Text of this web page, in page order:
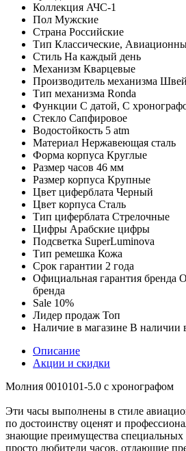
Коллекция АЧС-1
Пол Мужские
Страна Российские
Тип Классические,
Стиль На каждый день
Механизм Кварцевые
Производитель механизма
Тип механизма Ronda
Функции С датой, С
Стекло Сапфировое
Водостойкость 5 atm
Материал Нержавеющая сталь
Форма корпуса Круглые
Размер часов 46 мм
Размер корпуса Крупные
Цвет циферблата Черный
Цвет корпуса Сталь
Тип циферблата Стрелочные
Цифры Арабские цифры
Подсветка SuperLuminova
Тип ремешка Кожа
Срок гарантии 2 года
Официальная гарантия бренда
бренда
Sale 10%
Лидер продаж Топ
Наличие в магазине В наличии
Описание
Акции и скидки
Молния 0010101-5.0 с хронографом
Эти часы выполнены в стиле
по достоинству оценят и
знающие преимущества специальных
просто любители часов, отдающие